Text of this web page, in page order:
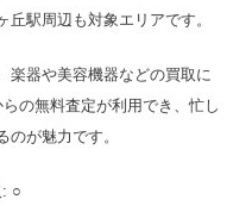
駅周辺も対象エリアです。
楽器や美容機器などの買取に
の無料査定が利用でき、忙し
が魅力です。
○